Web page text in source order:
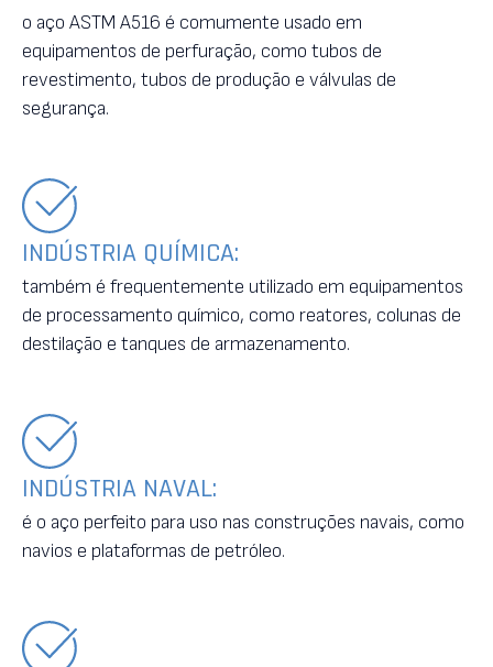
o aço ASTM A516 é comumente usado em
equipamentos de perfuração, como tubos de
revestimento, tubos de produção e válvulas de
segurança.
INDÚSTRIA QUÍMICA:
também é frequentemente utilizado em equipamentos
de processamento químico, como reatores, colunas de
destilação e tanques de armazenamento.
INDÚSTRIA NAVAL:
é o aço perfeito para uso nas construções navais, como
navios e plataformas de petróleo.